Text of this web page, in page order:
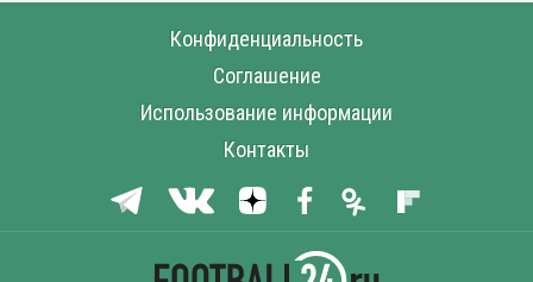
Конфиденциальность
Соглашение
Использование информации
Контакты